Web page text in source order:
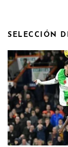
SELECCIÓN